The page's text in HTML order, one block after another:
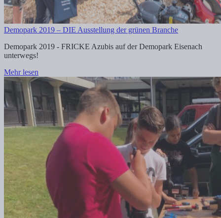
Demopark 2019 – DIE Ausstellung der grünen Branche
Demopark 2019 - FRICKE Azubis auf der Demopark Eisenach
unterwegs!
Mehr lesen